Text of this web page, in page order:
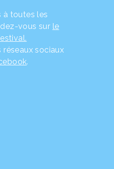
à toutes les
vous sur le
réseaux sociaux
.